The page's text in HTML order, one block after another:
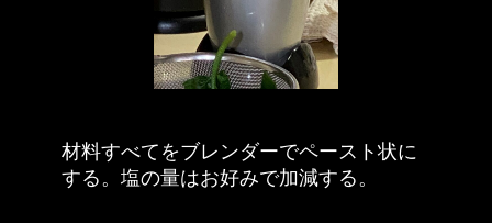
材料すべてをブレンダーでペースト状に
する。塩の量はお好みで加減する。